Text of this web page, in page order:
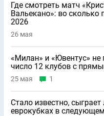
Где смотреть матч
Вальекано»: во
2026
26 мая
«Милан» и «Ювентус»
число 12 клубов с
25 мая 1
Стало известно,
еврокубках в